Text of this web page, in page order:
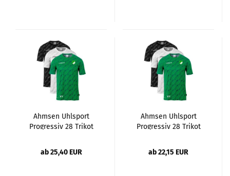
Ahmsen Uhlsport
Progressiv 28 Trikot
ab 25,40 EUR
Ahmsen Uhlsport
Progressiv 28 Trikot
ab 22,15 EUR